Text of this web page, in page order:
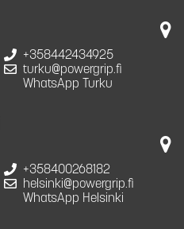
+358442434925
turku@powergrip.fi
WhatsApp Turku
+358400268182
helsinki@powergrip.fi
WhatsApp Helsinki